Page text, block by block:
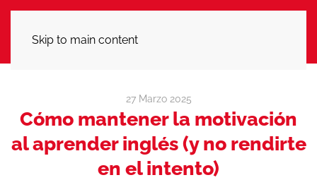
Skip to main content
27 Marzo 2025
Cómo mantener la motivación
al aprender inglés (y no rendirte
en el intento)